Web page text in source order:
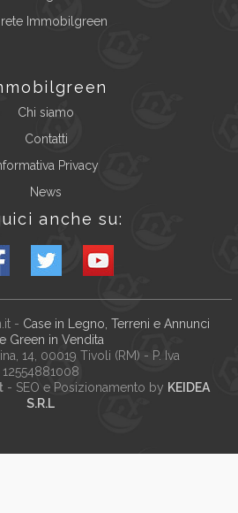
rete Immobilgreen
Chi siamo
Contatti
Privacy
News
anche su:
- Case in Legno, Terreni e Annunci
Green in Vendita
14, 00019 Tivoli (RM) - P. Iva
12554881008
- SEO e Posizionamento by KEIDEA
S.R.L